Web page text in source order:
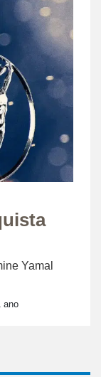
Yamal
ano